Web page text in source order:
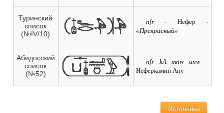
Туринский
список
(№IV/10)
nfr - Нефер -
«Прекрасный»
Абидосский
список
(№52)
nfr kA mnw anw -
Неферкамин Ану
Источники